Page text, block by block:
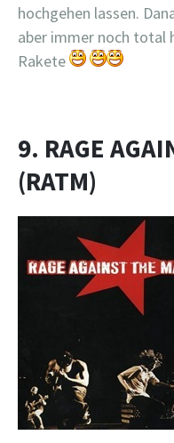
hochgehen lassen.
aber immer noch total
Rakete
9. RAGE
(RATM)